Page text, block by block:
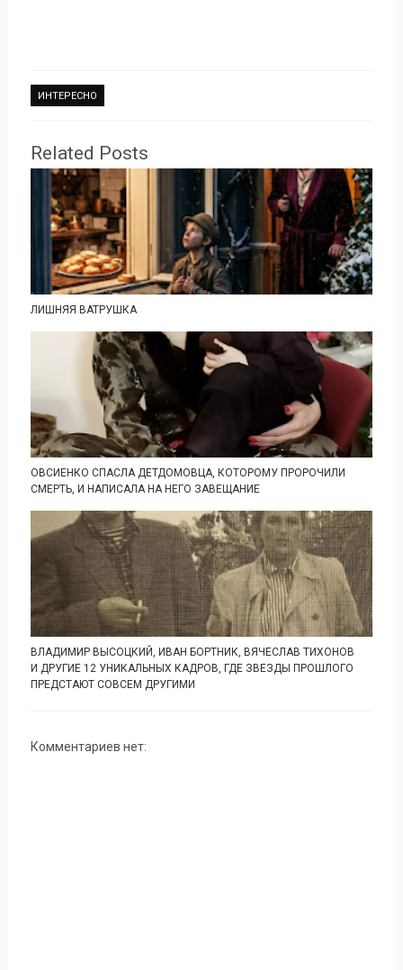
ИНТЕРЕСНО
Related Posts
ЛИШНЯЯ ВАТРУШКА
ОВСИЕНКО СПАСЛА ДЕТДОМОВЦА, КОТОРОМУ ПРОРОЧИЛИ
СМЕРТЬ, И НАПИСАЛА НА НЕГО ЗАВЕЩАНИЕ
ВЛАДИМИР ВЫСОЦКИЙ, ИВАН БОРТНИК, ВЯЧЕСЛАВ ТИХОНОВ
И ДРУГИЕ 12 УНИКАЛЬНЫХ КАДРОВ, ГДЕ ЗВЕЗДЫ ПРОШЛОГО
ПРЕДСТАЮТ СОВСЕМ ДРУГИМИ
Комментариев нет: